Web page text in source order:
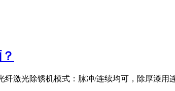
纤激光除锈机模式：脉冲/连续均可，除厚漆